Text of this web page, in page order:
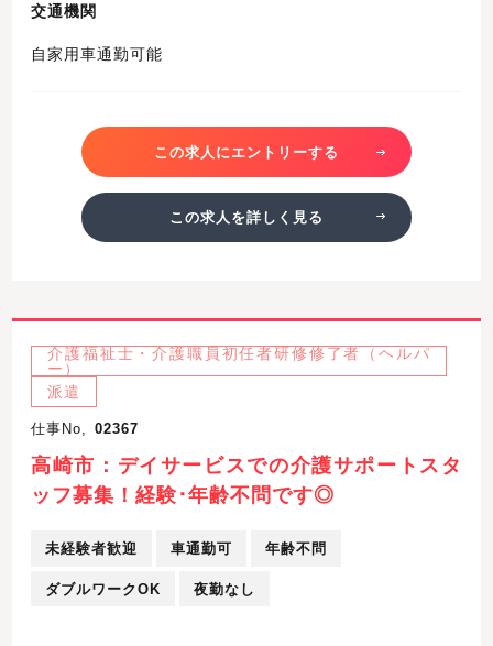
交通機関
自家用車通勤可能
この求人にエントリーする
この求人を詳しく見る
介護福祉士・介護職員初任者研修修了者（ヘルパ
ー）
派遣
仕事No, 02367
高崎市：デイサービスでの介護サポートスタ
ッフ募集！経験･年齢不問です◎
未経験者歓迎 車通勤可 年齢不問
ダブルワークOK 夜勤なし